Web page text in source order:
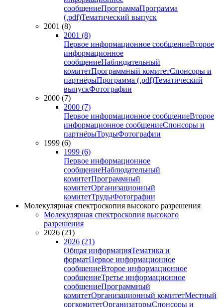
сообщениеПрограммаПрограмма
(.pdf)Тематический выпуск
2001 (8)
2001 (8)
Первое информационное сообщениеВторое
информационное
сообщениеНаблюдательный
комитетПрограммный комитетСпонсоры и
партнёрыПрограмма (.pdf)Тематический
выпускФотографии
2000 (7)
2000 (7)
Первое информационное сообщениеВторое
информационное сообщениеСпонсоры и
партнёрыТрудыФотографии
1999 (6)
1999 (6)
Первое информационное
сообщениеНаблюдательный
комитетПрограммный
комитетОрганизационный
комитетТрудыФотографии
Молекулярная спектроскопия высокого разрешения
Молекулярная спектроскопия высокого
разрешения
2026 (21)
2026 (21)
Общая информацияТематика и
форматПервое информационное
сообщениеВторое информационное
сообщениеТретье информационное
сообщениеПрограммный
комитетОрганизационный комитетМестный
оргкомитетОрганизаторыСпонсоры и